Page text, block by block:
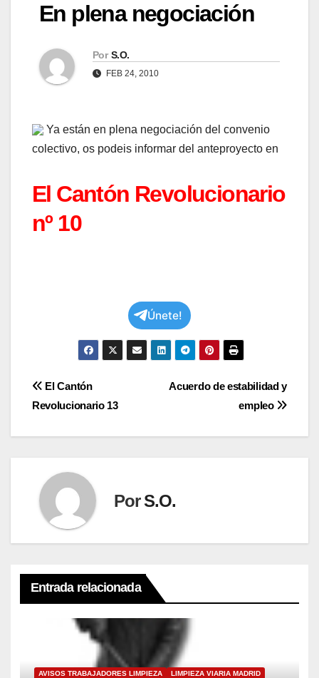
En plena negociación
Por S.O.
FEB 24, 2010
Ya están en plena negociación del convenio
colectivo, os podeis informar del anteproyecto en
El Cantón Revolucionario
nº 10
Únete!
Navegación
Acuerdo de estabilidad y
empleo
El Cantón
Revolucionario 13
PorS.O.
Entrada relacionada
AVISOS TRABAJADORES LIMPIEZA LIMPIEZA VIARIA MADRID